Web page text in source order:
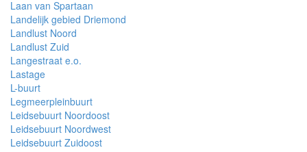
Laan van Spartaan
Landelijk gebied Driemond
Landlust Noord
Landlust Zuid
Langestraat e.o.
Lastage
L-buurt
Legmeerpleinbuurt
Leidsebuurt Noordoost
Leidsebuurt Noordwest
Leidsebuurt Zuidoost